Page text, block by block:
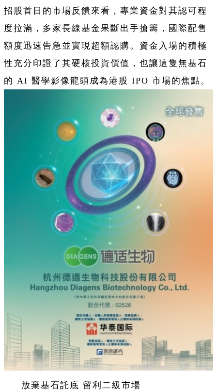
招股首日的市場反饋來看，專業資金對其認可程
度拉滿，多家長線基金果斷出手搶籌，國際配售
額度迅速告急並實現超額認購。資金入場的積極
性充分印證了其硬核投資價值，也讓這隻無基石
的 AI 醫學影像龍頭成為港股 IPO 市場的焦點。
放棄基石託底 留利二級市場